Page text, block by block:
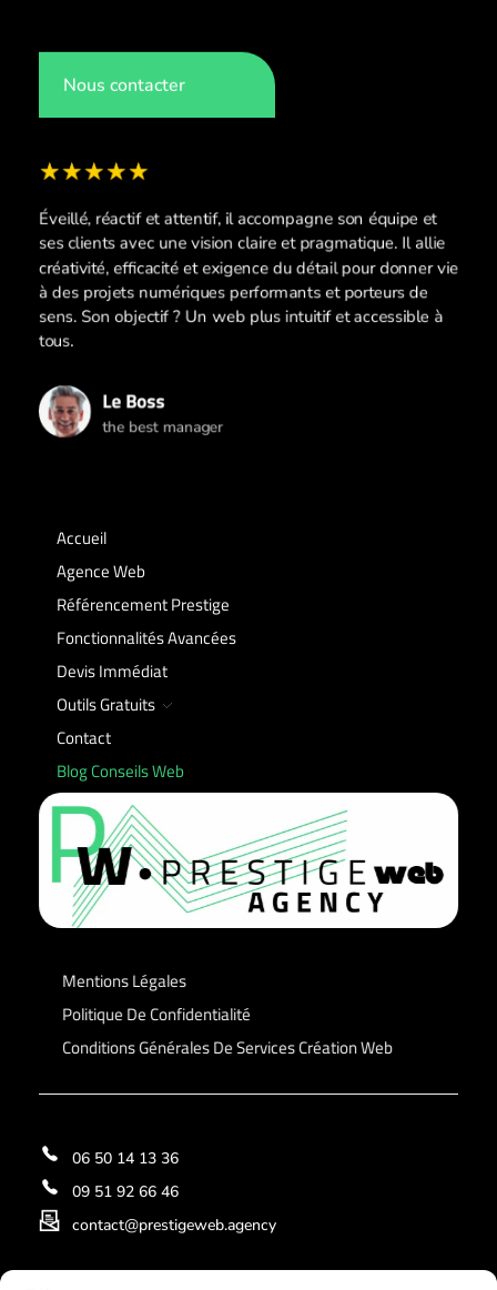
Nous contacter
Éveillé, réactif et attentif, il accompagne son équipe et
ses clients avec une vision claire et pragmatique. Il allie
créativité, efficacité et exigence du détail pour donner vie
à des projets numériques performants et porteurs de
sens. Son objectif ? Un web plus intuitif et accessible à
tous.
Le Boss
the best manager
Accueil
Agence Web
Référencement Prestige
Fonctionnalités Avancées
Devis Immédiat
Outils Gratuits
Contact
Blog Conseils Web
Mentions Légales
Politique De Confidentialité
Conditions Générales De Services Création Web
06 50 14 13 36
09 51 92 66 46
contact@prestigeweb.agency